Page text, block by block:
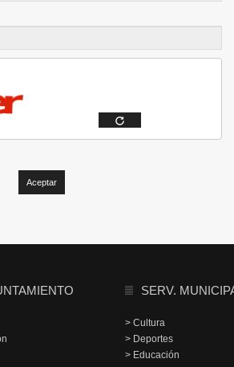
SERV.
> Cultura
> Deportes
> Educación